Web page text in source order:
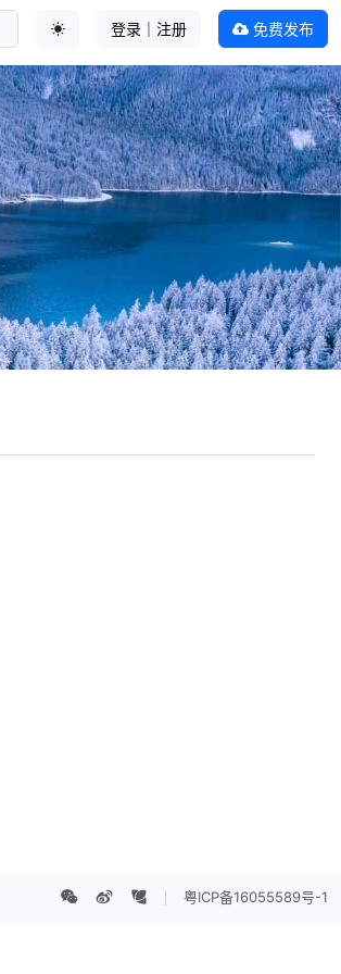
登录｜注册 免费发布
粤ICP备16055589号-1